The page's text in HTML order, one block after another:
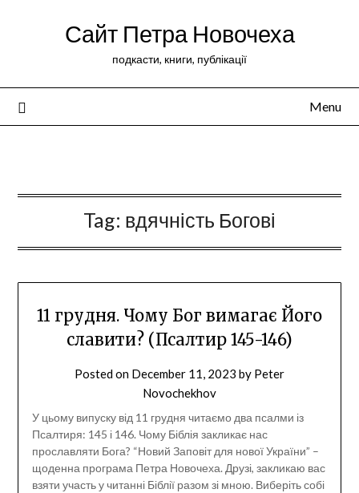
Сайт Петра Новочеха
подкасти, книги, публікації
Menu
Tag: вдячність Богові
11 грудня. Чому Бог вимагає Його
славити? (Псалтир 145-146)
Posted on December 11, 2023 by Peter
Novochekhov
У цьому випуску від 11 грудня читаємо два псалми із
Псалтиря: 145 і 146. Чому Біблія закликає нас
прославляти Бога? “Новий Заповіт для нової України” –
щоденна програма Петра Новочеха. Друзі, закликаю вас
взяти участь у читанні Біблії разом зі мною. Виберіть собі